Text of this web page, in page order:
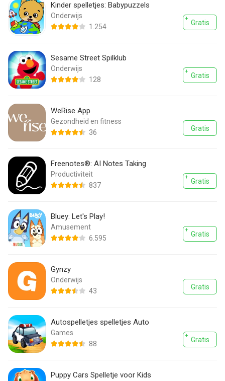
Kinder spelletjes: Babypuzzels
1.254
Onderwijs
Gratis
Sesame Street Spilklub
128
Onderwijs
Gratis
WeRise App
36
Gezondheid en fitness
Gratis
Freenotes®: AI Notes Taking
837
Productiviteit
Gratis
Bluey: Let's Play!
6.595
Amusement
Gratis
Gynzy
43
Onderwijs
Gratis
Autospelletjes spelletjes Auto
88
Games
Gratis
Puppy Cars Spelletje voor Kids